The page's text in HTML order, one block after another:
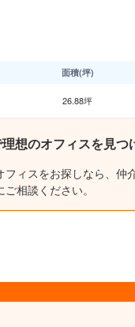
面積(坪)
26.88坪
想のオフィスを見つ
フィスをお探しなら、仲
相談ください。